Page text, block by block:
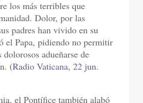
los más terribles que
Dolor, por las
padres han vivido en su
el Papa, pidiendo no permitir
dolorosos adueñarse de
(Radio Vaticana, 22 jun.
el Pontífice también alabó